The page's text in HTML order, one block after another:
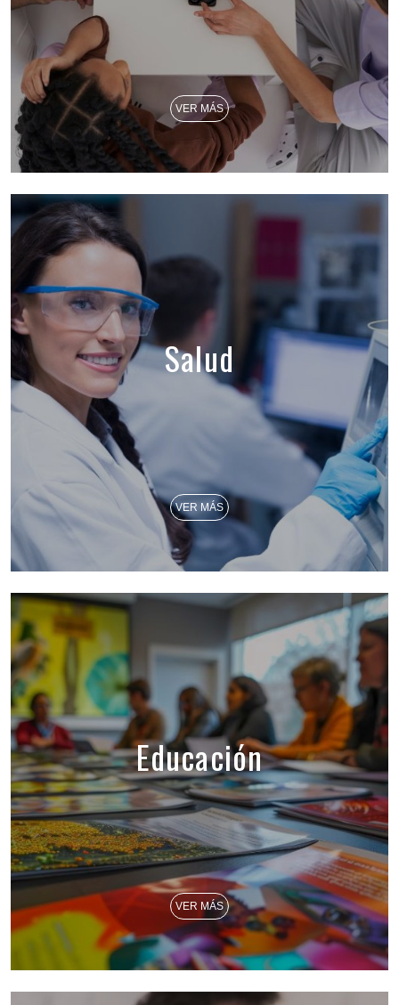
VER MÁS
Salud
VER MÁS
Educación
VER MÁS